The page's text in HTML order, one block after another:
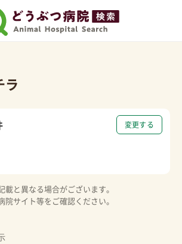
ラ
変更する
と異なる場合がございます。
院サイト等をご確認ください。